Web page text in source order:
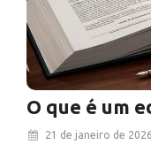
O que é um
21 de janeiro de 2026